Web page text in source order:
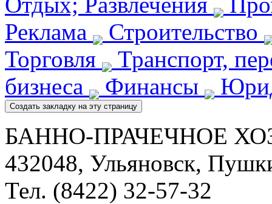
Реклама
Строительство
Торговля
Транспорт,
бизнеса
Финансы
БАННО-ПРАЧЕЧНОЕ
432048, Ульяновск,
Тел. (8422) 32-57-32